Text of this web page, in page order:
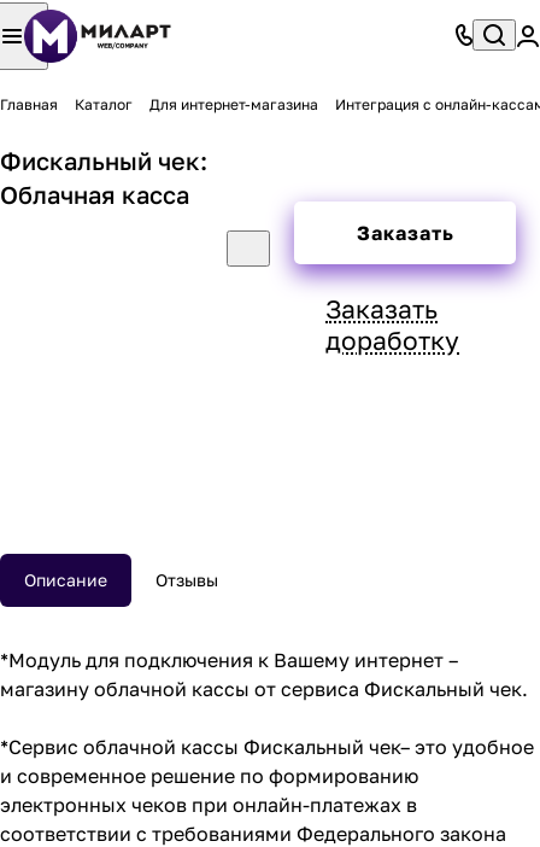
Главная Каталог Для интернет-магазина Интеграция с онлайн-
Фискальный чек:
Облачная касса
Заказать
Заказать
доработку
Описание Отзывы
*Модуль для подключения к Вашему интернет –
магазину облачной кассы от сервиса Фискальный чек.
*Сервис облачной кассы Фискальный чек– это удобное
и современное решение по формированию
электронных чеков при онлайн-платежах в
соответствии с требованиями Федерального закона